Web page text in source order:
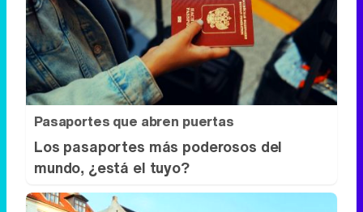
Pasaportes que abren puertas
Los pasaportes más poderosos del
mundo, ¿está el tuyo?